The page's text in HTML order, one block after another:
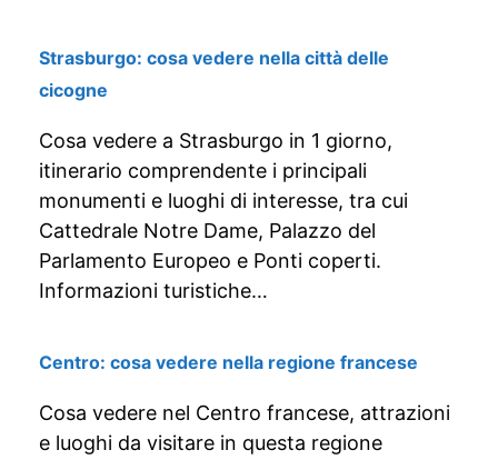
Strasburgo: cosa vedere nella città delle
cicogne
Cosa vedere a Strasburgo in 1 giorno,
itinerario comprendente i principali
monumenti e luoghi di interesse, tra cui
Cattedrale Notre Dame, Palazzo del
Parlamento Europeo e Ponti coperti.
Informazioni turistiche…
Centro: cosa vedere nella regione francese
Cosa vedere nel Centro francese, attrazioni
e luoghi da visitare in questa regione